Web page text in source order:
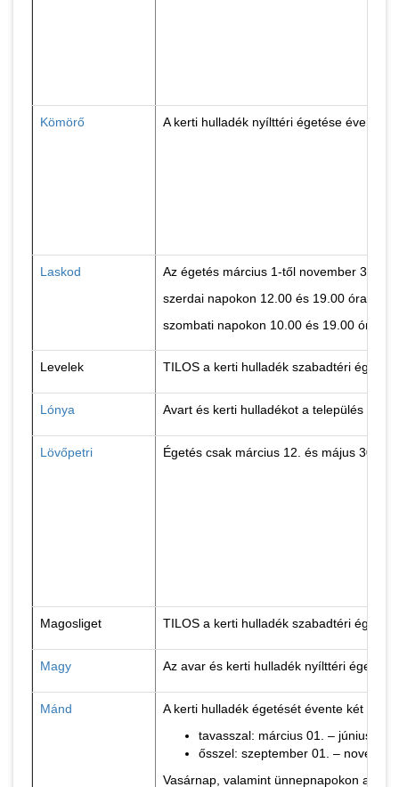
Kömörő A kerti hulladék nyílttéri égetése éven át
Laskod
Az égetés március 1-től november 30-ig
szerdai napokon 12.00 és 19.00 óra
szombati napokon 10.00 és 19.00 óra
Levelek TILOS a kerti hulladék szabadtéri
Lónya Avart és kerti hulladékot a település
Lövőpetri Égetés csak március 12. és május 30.,
Magosliget TILOS a kerti hulladék szabadtéri
Magy Az avar és kerti hulladék nyílttéri
Mánd
A kerti hulladék égetését évente két
tavasszal: március 01. – június 30.
ősszel: szeptember 01. –
Vasárnap, valamint ünnepnapokon a